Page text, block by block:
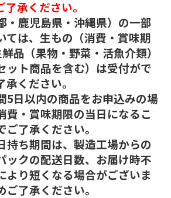
承ください。
鹿児島県・沖縄県）の一部
ては、生もの（消費・賞味期
品（果物・野菜・活魚介類）
ット商品を含む）は受付がで
ください。
日以内の商品をお申込みの場
費・賞味期限の当日になるこ
了承ください。
ち期間は、製造工場からの
ックの配送日数、お届け時不
より短くなる場合がございま
了承ください。